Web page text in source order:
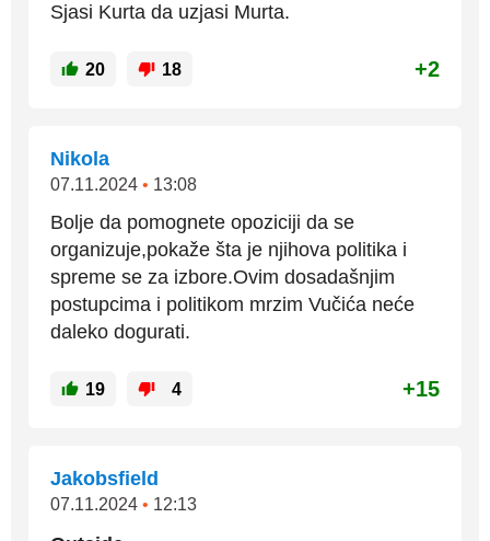
Sjasi Kurta da uzjasi Murta.
20 18 +2
Nikola
07.11.2024 • 13:08
Bolje da pomognete opoziciji da se
organizuje,pokaže šta je njihova politika i
spreme se za izbore.Ovim dosadašnjim
postupcima i politikom mrzim Vučića neće
daleko dogurati.
19 4 +15
Jakobsfield
07.11.2024 • 12:13